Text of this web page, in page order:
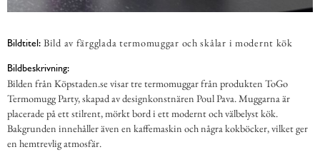
Bildtitel: Bild av färgglada termomuggar och skålar i modernt kök
Bildbeskrivning:
Bilden från Köpstaden.se visar tre termomuggar från produkten ToGo
Termomugg Party, skapad av designkonstnären Poul Pava. Muggarna är
placerade på ett stilrent, mörkt bord i ett modernt och välbelyst kök.
Bakgrunden innehåller även en kaffemaskin och några kokböcker, vilket ger
en hemtrevlig atmosfär.